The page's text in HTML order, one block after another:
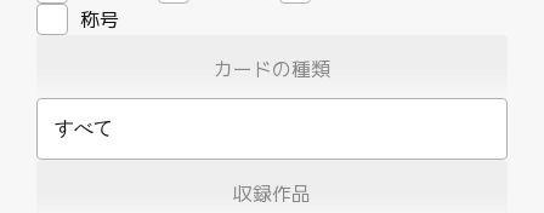
称号
カードの種類
すべて
収録作品